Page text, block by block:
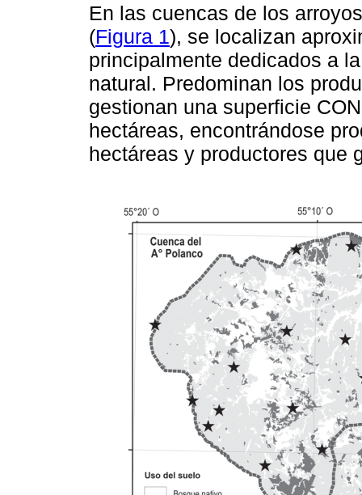
En las cuencas de los
(Figura 1), se localizan
principalmente dedicados a
natural. Predominan los
gestionan una superficie
hectáreas, encontrándose
hectáreas y productores que